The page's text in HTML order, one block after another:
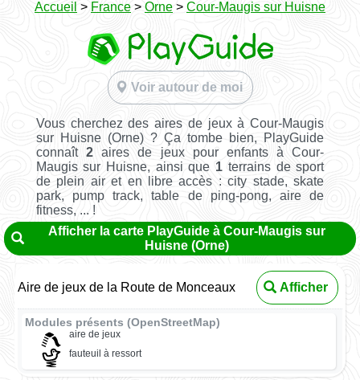
Accueil > France > Orne > Cour-Maugis sur Huisne
Voir autour de moi
Vous cherchez des aires de jeux à Cour-Maugis
sur Huisne (Orne) ? Ça tombe bien, PlayGuide
connaît 2aires de jeux pour enfants à Cour-
Maugis sur Huisne, ainsi que 1 terrains de sport
de plein air et en libre accès : city stade, skate
park, pump track, table de ping-pong, aire de
fitness, ... !
Afficher la carte PlayGuide à Cour-Maugis sur
Huisne (Orne)
Aire de jeux de la Route de Monceaux Afficher
Modules présents (OpenStreetMap)
aire de jeux
fauteuil à ressort